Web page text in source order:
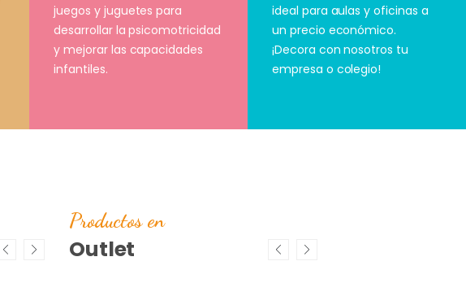
juegos y juguetes para
desarrollar la psicomotricidad
y mejorar las capacidades
infantiles.
ideal para aulas y oficinas a
un precio económico.
¡Decora con nosotros tu
empresa o colegio!
Productos en
Outlet